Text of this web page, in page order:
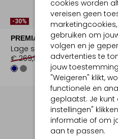
cookies worden
vereisen geen
gebruiken om
volgen en je
advertenties te
jouw
"Weigeren" klikt,
functionele en
geplaatst. Je
instellingen"
informatie of om
aan te passen.
-30%
PREMIATA
Lage sneakers
€ 269,99
€ 188,99